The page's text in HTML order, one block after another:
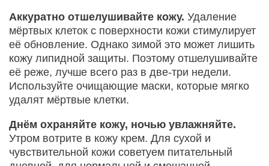
Аккуратно отшелушивайте кожу. Удаление
мёртвых клеток с поверхности кожи стимулирует
её обновление. Однако зимой это может лишить
кожу липидной защиты. Поэтому отшелушивайте
её реже, лучше всего раз в две-три недели.
Используйте очищающие маски, которые мягко
удалят мёртвые клетки.
Днём охраняйте кожу, ночью увлажняйте.
Утром вотрите в кожу крем. Для сухой и
чувствительной кожи советуем питательный